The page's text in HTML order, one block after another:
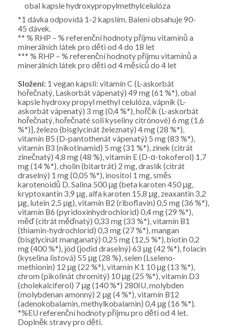
obal kapsle hydroxypropylmethylcelulóza
*1 dávka odpovídá 1-2 kapslím. Balení obsahuje 90-
45 dávek.
** % RHP – % referenční hodnoty příjmu vitamínů a
minerálních látek pro děti od 4 do 18 let
*** % RHP – % referenční hodnoty příjmu vitamínů a
minerálních látek pro děti od 4 měsíců do 4 let
Složení: 1 vegan kapsli: vitamín C (L-askorbát
hořečnatý, Laskorbát vápenatý) 49 mg (61 %*), obal
kapsle hydroxy propyl methyl celulóza, vápník (L-
askorbát vápenatý) 3 mg (0,4 %*), hořčík (L-askorbát
hořečnatý, hořečnaté soli kyseliny citrónové) 6 mg (1,6
%*)], železo (bisglycinát železnatý) 4 mg (28 %*),
vitamín B5 (D-pantothenát vápenatý) 5 mg (83 %*),
vitamín B3 (nikotinamid) 5 mg (31 %*), zinek (citrát
zinečnatý) 4,8 mg (48 %), vitamín E (D-α-tokoferol) 1,7
mg (14 %*), cholin (bitartrát) 2 mg, draslík (citrát
draselný) 1 mg (0,05 %*), inositol 1 mg, směs
karotenoidů D. Salina 500 μg (beta karoten 450 μg,
kryptoxantin 3,9 μg, alfa karoten 15,8 μg, zeaxantin 3,2
μg, lutein 2,5 μg), vitamín B2 (riboflavin) 0,5 mg (36 %*),
vitamín B6 (pyridoxinhydrochlorid) 0,4 mg (29 %*),
měď (citrát měďnatý) 0,33 mg (33 %*), vitamín B1
(thiamin-hydrochlorid) 0,3 mg (27 %*), mangan
(bisglycinát manganatý) 0,25 mg (12,5 %*), biotin 0,2
mg (400 %*), jód (jodid draselný) 63 μg (42 %*), folacin
(kyselina listová) 55 μg (28 %), selen (Lseleno-
methionin) 12 μg (22 %*), vitamín K1 10 μg (13 %*),
chrom (pikolinát chromitý) 10 μg (25 %*), vitamín D3
(cholekalciferol) 7 μg (140 %*) 280IU, molybden
(molybdenan amonný) 2 μg (4 %*), vitamín B12
(adenokobalamin, methylkobalamin) 0,4 μg (16 %*).
*%EU referenční hodnoty příjmu pro děti od 4 let.
Doplněk stravy pro děti.